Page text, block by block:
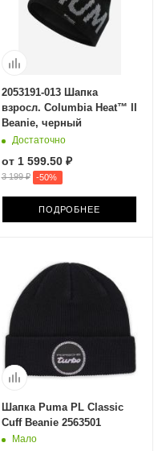
2053191-013 Шапка
взросл. Columbia Heat™ II
Beanie, черный
Достаточно
от 1 599.50 ₽
3 199 ₽ -50%
ПОДРОБНЕЕ
Шапка Puma PL Classic
Cuff Beanie 2563501
Мало